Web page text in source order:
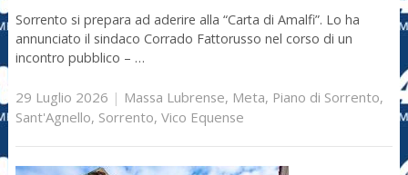
Sorrento si prepara ad aderire alla “Carta di Amalfi”. Lo ha
annunciato il sindaco Corrado Fattorusso nel corso di un
incontro pubblico – …
29 Luglio 2026 | Massa Lubrense, Meta, Piano di Sorrento,
Sant'Agnello, Sorrento, Vico Equense